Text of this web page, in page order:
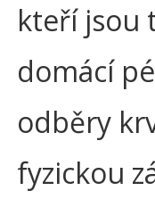
kteří jsou
domácí
odběry
fyzickou